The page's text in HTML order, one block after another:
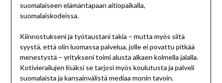
suomalaiseen elämäntapaan aitiopaikalla,
suomalaiskodeissa.
Kiinnostukseni ja työtaustani takia – mutta myös siitä
syystä, että olin luomassa palvelua, jolle ei povattu pitkää
menestystä – yritykseni toimi alusta alkaen kolmella jalalla.
Kotivierailujen lisäksi se tarjosi myös koulutusta ja palveli
suomalaista ja kansainvälistä mediaa monin tavoin.